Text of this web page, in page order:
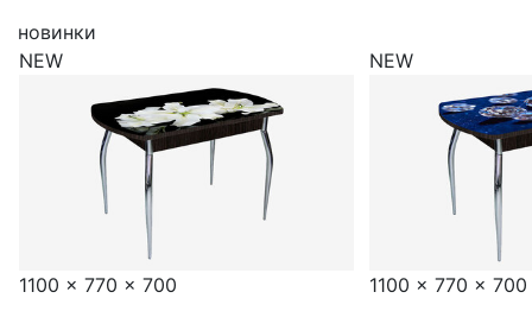
новинки
NEW
1100 x 770 x 700
NEW
1100 x 770 x 700